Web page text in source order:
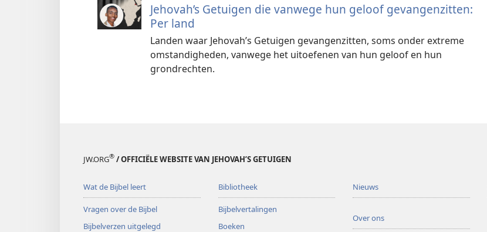
Jehovah’s Getuigen die vanwege hun geloof gevangenzitten:
Per land
Landen waar Jehovah’s Getuigen gevangenzitten, soms onder extreme
omstandigheden, vanwege het uitoefenen van hun geloof en hun
grondrechten.
JW.ORG® / OFFICIËLE WEBSITE VAN JEHOVAH’S GETUIGEN
Wat de Bijbel leert
Vragen over de Bijbel
Bijbelverzen uitgelegd
Bibliotheek
Bijbelvertalingen
Boeken
Nieuws
Over ons